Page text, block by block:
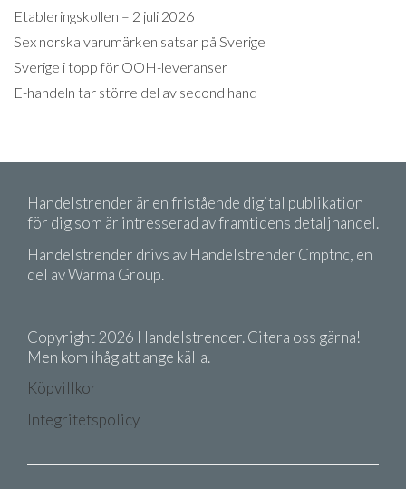
Etableringskollen – 2 juli 2026
Sex norska varumärken satsar på Sverige
Sverige i topp för OOH-leveranser
E-handeln tar större del av second hand
Handelstrender är en fristående digital publikation
för dig som är intresserad av framtidens detaljhandel.
Handelstrender drivs av Handelstrender Cmptnc, en
del av Warma Group.
Copyright 2026 Handelstrender. Citera oss gärna!
Men kom ihåg att ange källa.
Köpvillkor
Integritetspolicy